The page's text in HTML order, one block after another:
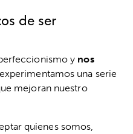
de ser
y nos
, experimentamos una serie
mejoran nuestro
quienes somos,